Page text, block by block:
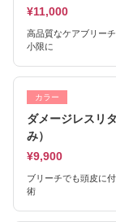
¥11,000
高品質なケアブリー
小限に
カラー
ダメージレスリ
み）
¥9,900
ブリーチでも頭皮に
術